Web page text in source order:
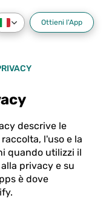
Ottieni l'App
descrive le
l'uso e la
quando utilizzi il
privacy e su
è dove